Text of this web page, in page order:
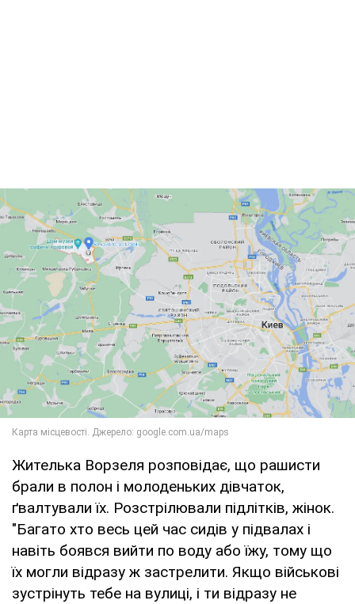
Жителька Ворзеля розповідає, що рашисти
брали в полон і молоденьких дівчаток,
ґвалтували їх. Розстрілювали підлітків, жінок.
"Багато хто весь цей час сидів у підвалах і
навіть боявся вийти по воду або їжу, тому що
їх могли відразу ж застрелити. Якщо військові
зустрінуть тебе на вулиці, і ти відразу не